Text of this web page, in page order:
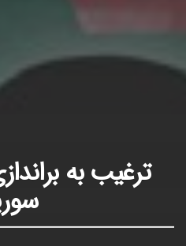
ترغیب به